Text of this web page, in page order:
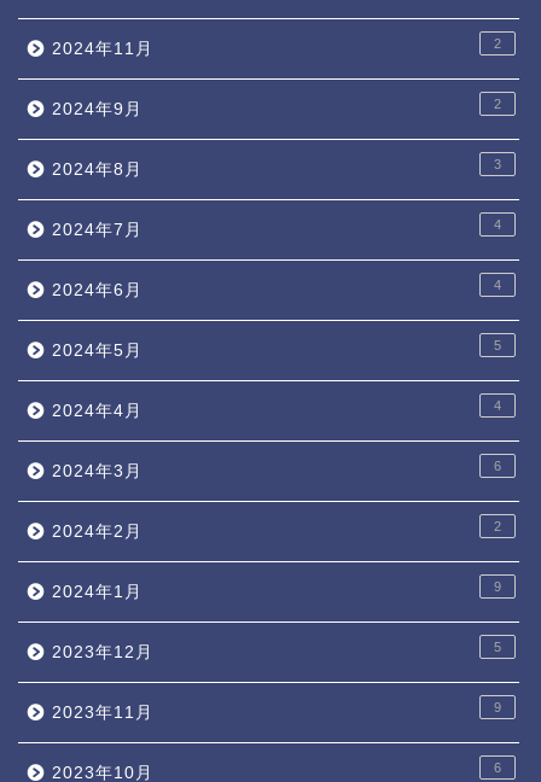
2024年11月 2
2024年9月 2
2024年8月 3
2024年7月 4
2024年6月 4
2024年5月 5
2024年4月 4
2024年3月 6
2024年2月 2
2024年1月 9
2023年12月 5
2023年11月 9
2023年10月 6